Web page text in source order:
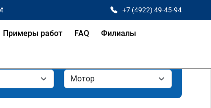
+7 (4922) 49-45-94
Примеры работ FAQ Филиалы